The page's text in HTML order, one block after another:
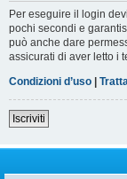
Per eseguire il login
pochi secondi e
può anche dare
assicurati di aver letto i
Condizioni d’uso |
Iscriviti